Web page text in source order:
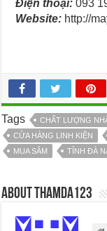
Điện thoại: 093
Website: http://
Tags CHẤT LƯỢNG
CỬA HÀNG LINH KIỆN
MUA SẮM
TỈNH ĐÀ
About thamda123